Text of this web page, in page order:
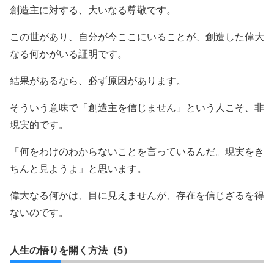
創造主に対する、大いなる尊敬です。
この世があり、自分が今ここにいることが、創造した偉大
なる何かがいる証明です。
結果があるなら、必ず原因があります。
そういう意味で「創造主を信じません」という人こそ、非
現実的です。
「何をわけのわからないことを言っているんだ。現実をき
ちんと見ようよ」と思います。
偉大なる何かは、目に見えませんが、存在を信じざるを得
ないのです。
人生の悟りを開く方法（5）